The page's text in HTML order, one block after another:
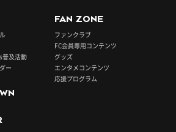
普及活動
ー
FAN ZONE
ファンクラブ
FC会員専用コンテンツ
グッズ
エンタメコンテンツ
応援プログラム